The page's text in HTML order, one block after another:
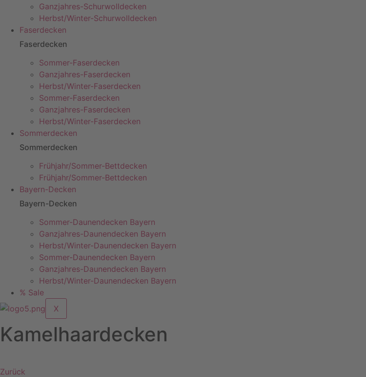
Ganzjahres-Schurwolldecken
Herbst/Winter-Schurwolldecken
Faserdecken
Faserdecken
Sommer-Faserdecken
Ganzjahres-Faserdecken
Herbst/Winter-Faserdecken
Sommer-Faserdecken
Ganzjahres-Faserdecken
Herbst/Winter-Faserdecken
Sommerdecken
Sommerdecken
Frühjahr/Sommer-Bettdecken
Frühjahr/Sommer-Bettdecken
Bayern-Decken
Bayern-Decken
Sommer-Daunendecken Bayern
Ganzjahres-Daunendecken Bayern
Herbst/Winter-Daunendecken Bayern
Sommer-Daunendecken Bayern
Ganzjahres-Daunendecken Bayern
Herbst/Winter-Daunendecken Bayern
% Sale
X
Kamelhaardecken
Zurück